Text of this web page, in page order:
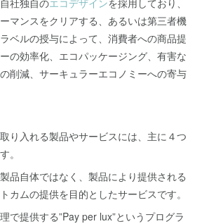
社独自のエコデザインを採用しており、
マンスをクリアする、あるいは第三者機
ベルの授与によって、消費者への商品提
の効率化、エコパッケージング、有害な
削減、サーキュラーエコノミーへの寄与
り入れる製品やサービスには、主に４つ
。
品自体ではなく、製品により提供される
カムの提供を目的としたサービスです。
で提供する”Pay per lux”というプログラ